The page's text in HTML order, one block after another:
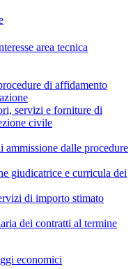
area tecnica
di affidamento
servizi e forniture di
civile
ammissione dalle procedure
giudicatrice e curricula dei
di importo stimato
dei contratti al termine
economici